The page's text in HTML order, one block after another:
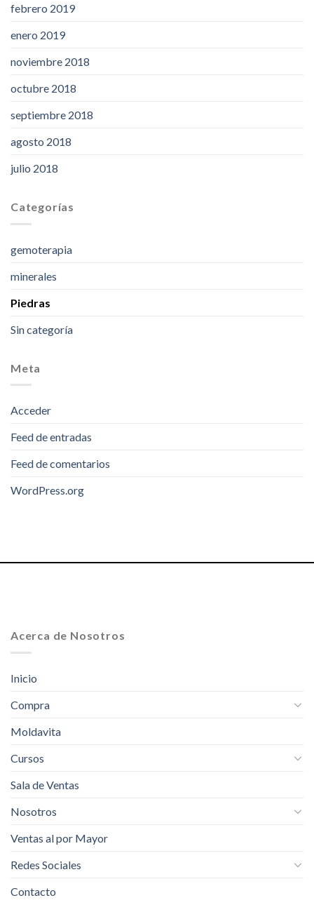
febrero 2019
enero 2019
noviembre 2018
octubre 2018
septiembre 2018
agosto 2018
julio 2018
Categorías
gemoterapia
minerales
Piedras
Sin categoría
Meta
Acceder
Feed de entradas
Feed de comentarios
WordPress.org
Acerca de Nosotros
Inicio
Compra
Moldavita
Cursos
Sala de Ventas
Nosotros
Ventas al por Mayor
Redes Sociales
Contacto